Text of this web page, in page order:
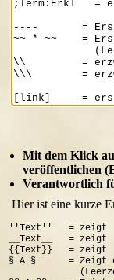
Mit dem Klick
veröffentlichen
Verantwortlich
Hier ist eine kurze
''Text''   = zeigt
__Text__   =
{{Text}}   = zeigt
§ A §      = Zeigt